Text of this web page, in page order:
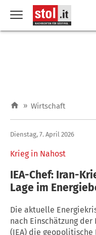
» Wirtschaft
Krieg in Nahost
Dienstag, 7. April 2026
IEA-Chef: Iran-
Lage im
Die aktuelle
nach Einschätzung
(IEA) die geopolitische